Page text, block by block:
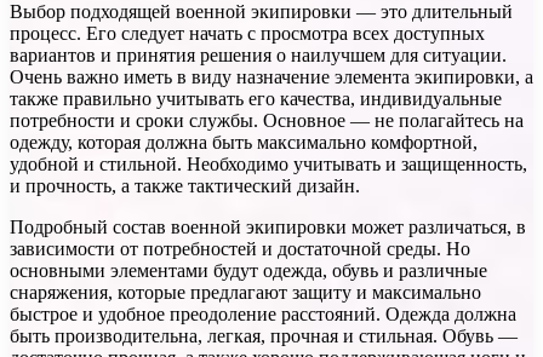
Выбор подходящей военной экипировки — это длительный
процесс. Его следует начать с просмотра всех доступных
вариантов и принятия решения о наилучшем для ситуации.
Очень важно иметь в виду назначение элемента экипировки, а
также правильно учитывать его качества, индивидуальные
потребности и сроки службы. Основное — не полагайтесь на
одежду, которая должна быть максимально комфортной,
удобной и стильной. Необходимо учитывать и защищенность,
и прочность, а также тактический дизайн.
Подробный состав военной экипировки может различаться, в
зависимости от потребностей и достаточной среды. Но
основными элементами будут одежда, обувь и различные
снаряжения, которые предлагают защиту и максимально
быстрое и удобное преодоление расстояний. Одежда должна
быть производительна, легкая, прочная и стильная. Обувь —